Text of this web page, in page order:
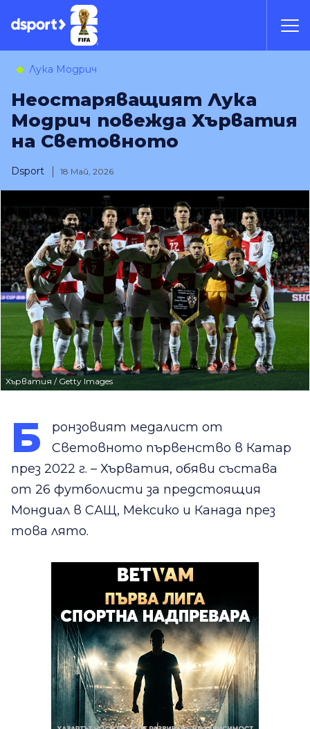
Лука Модрич
Неостаряващият Лука
Модрич повежда Хърватия
на Световното
Dsport 18 Май, 2026
Хърватия / Getty Images
Б
ронзовият медалист от
Световното първенство в Катар
през 2022 г. – Хърватия, обяви състава
от 26 футболисти за предстоящия
Мондиал в САЩ, Мексико и Канада през
това лято.